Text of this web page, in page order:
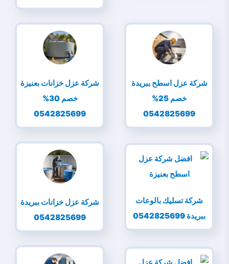
شركة عزل اسطح ببريدة
خصم 25%
0542825699
شركة عزل خزانات بعنيزة
خصم 30%
0542825699
شركة تسليك بالوعات
ببريدة 0542825699
شركة عزل خزانات ببريدة
0542825699